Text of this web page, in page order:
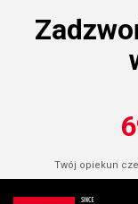
Twój opiekun